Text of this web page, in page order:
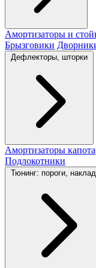
Амортизаторы и
Брызговики
Дефлекторы, шторки
Амортизаторы капота
Подлокотники
Тюнинг: пороги,